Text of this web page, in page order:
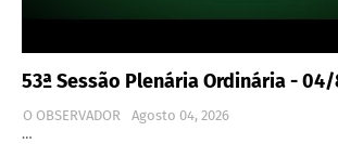
53ª Sessão Plenária Ordinária -
O OBSERVADOR
Agosto 04, 2026
…